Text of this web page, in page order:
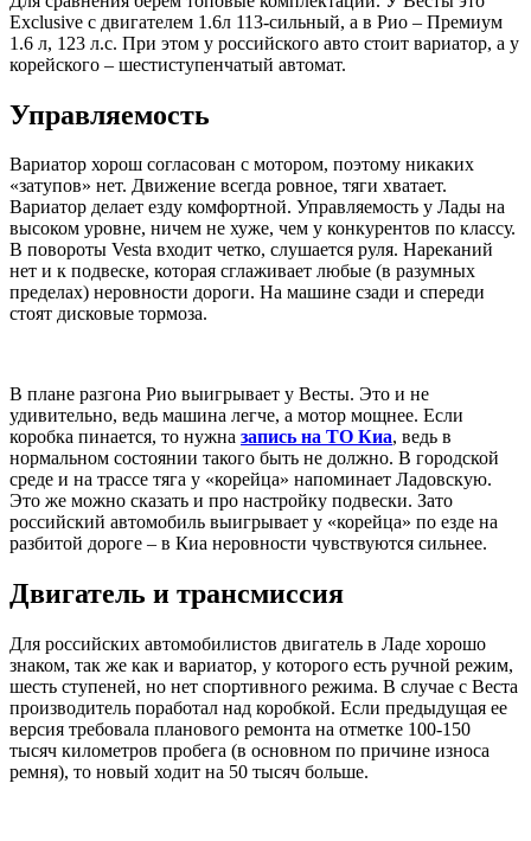
Exclusive с двигателем 1.6л 113-сильный, а в Рио – Премиум
1.6 л, 123 л.с. При этом у российского авто стоит вариатор, а у
корейского – шестиступенчатый автомат.
Управляемость
Вариатор хорош согласован с мотором, поэтому никаких
«затупов» нет. Движение всегда ровное, тяги хватает.
Вариатор делает езду комфортной. Управляемость у Лады на
высоком уровне, ничем не хуже, чем у конкурентов по классу.
В повороты Vesta входит четко, слушается руля. Нареканий
нет и к подвеске, которая сглаживает любые (в разумных
пределах) неровности дороги. На машине сзади и спереди
стоят дисковые тормоза.
В плане разгона Рио выигрывает у Весты. Это и не
удивительно, ведь машина легче, а мотор мощнее. Если
коробка пинается, то нужна запись на ТО Киа, ведь в
нормальном состоянии такого быть не должно. В городской
среде и на трассе тяга у «корейца» напоминает Ладовскую.
Это же можно сказать и про настройку подвески. Зато
российский автомобиль выигрывает у «корейца» по езде на
разбитой дороге – в Киа неровности чувствуются сильнее.
Двигатель и трансмиссия
Для российских автомобилистов двигатель в Ладе хорошо
знаком, так же как и вариатор, у которого есть ручной режим,
шесть ступеней, но нет спортивного режима. В случае с Веста
производитель поработал над коробкой. Если предыдущая ее
версия требовала планового ремонта на отметке 100-150
тысяч километров пробега (в основном по причине износа
ремня), то новый ходит на 50 тысяч больше.